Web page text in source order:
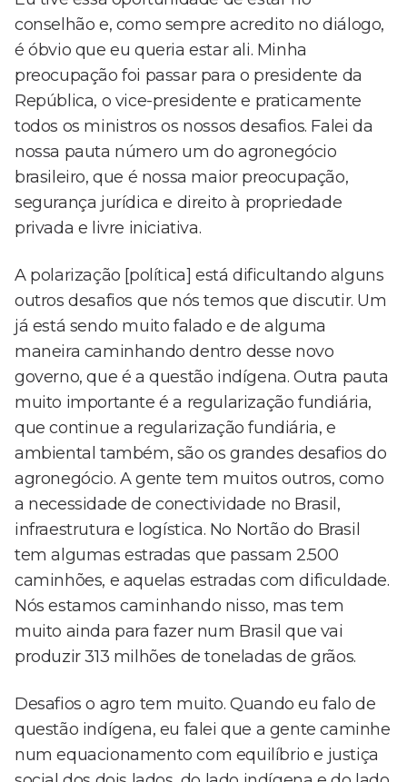
conselhão e, como sempre acredito no diálogo,
é óbvio que eu queria estar ali. Minha
preocupação foi passar para o presidente da
República, o vice-presidente e praticamente
todos os ministros os nossos desafios. Falei da
nossa pauta número um do agronegócio
brasileiro, que é nossa maior preocupação,
segurança jurídica e direito à propriedade
privada e livre iniciativa.
A polarização [política] está dificultando alguns
outros desafios que nós temos que discutir. Um
já está sendo muito falado e de alguma
maneira caminhando dentro desse novo
governo, que é a questão indígena. Outra pauta
muito importante é a regularização fundiária,
que continue a regularização fundiária, e
ambiental também, são os grandes desafios do
agronegócio. A gente tem muitos outros, como
a necessidade de conectividade no Brasil,
infraestrutura e logística. No Nortão do Brasil
tem algumas estradas que passam 2.500
caminhões, e aquelas estradas com dificuldade.
Nós estamos caminhando nisso, mas tem
muito ainda para fazer num Brasil que vai
produzir 313 milhões de toneladas de grãos.
Desafios o agro tem muito. Quando eu falo de
questão indígena, eu falei que a gente caminhe
num equacionamento com equilíbrio e justiça